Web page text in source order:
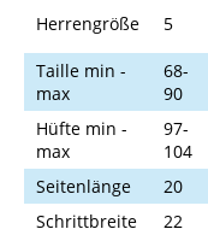
Herrengröße 5
Taille min -
max
68-
90
Hüfte min -
max
97-
104
Seitenlänge
20
Schrittbreite
22